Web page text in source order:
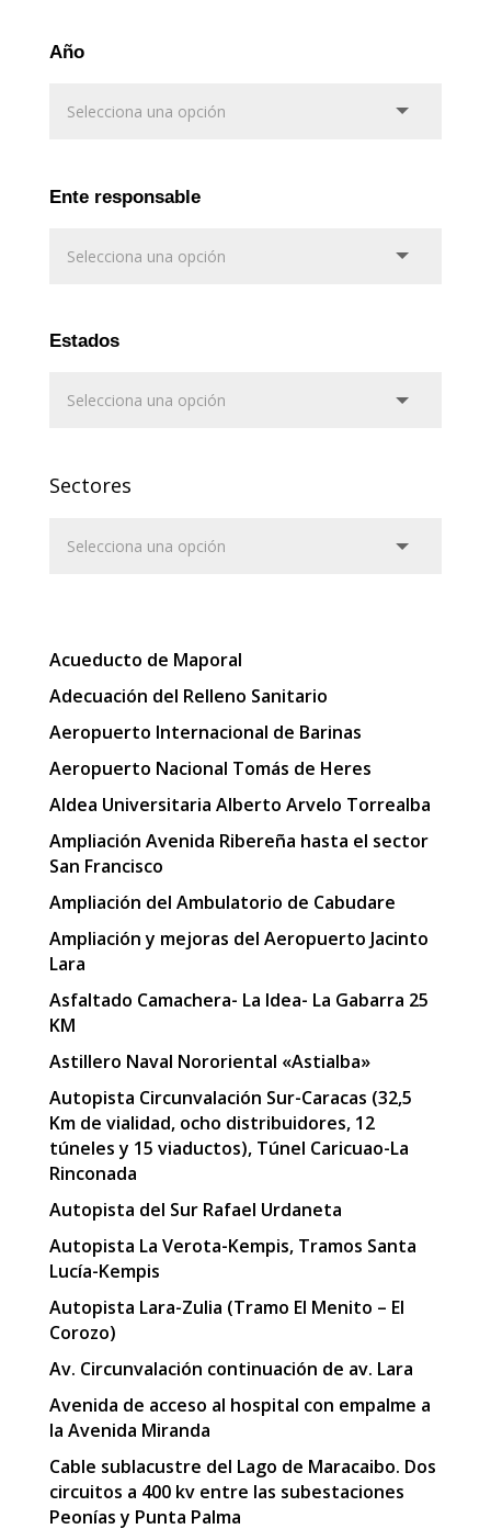
Año
Ente responsable
Estados
Sectores
Acueducto de Maporal
Adecuación del Relleno Sanitario
Aeropuerto Internacional de Barinas
Aeropuerto Nacional Tomás de Heres
Aldea Universitaria Alberto Arvelo Torrealba
Ampliación Avenida Ribereña hasta el sector
San Francisco
Ampliación del Ambulatorio de Cabudare
Ampliación y mejoras del Aeropuerto Jacinto
Lara
Asfaltado Camachera- La Idea- La Gabarra 25
KM
Astillero Naval Nororiental «Astialba»
Autopista Circunvalación Sur-Caracas (32,5
Km de vialidad, ocho distribuidores, 12
túneles y 15 viaductos), Túnel Caricuao-La
Rinconada
Autopista del Sur Rafael Urdaneta
Autopista La Verota-Kempis, Tramos Santa
Lucía-Kempis
Autopista Lara-Zulia (Tramo El Menito – El
Corozo)
Av. Circunvalación continuación de av. Lara
Avenida de acceso al hospital con empalme a
la Avenida Miranda
Cable sublacustre del Lago de Maracaibo. Dos
circuitos a 400 kv entre las subestaciones
Peonías y Punta Palma